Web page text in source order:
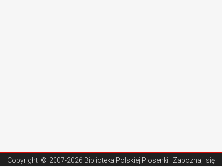
Copyright © 2007-2026 Biblioteka Polskiej Piosenki . Zapoznaj się